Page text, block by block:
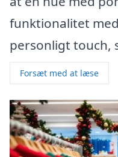
funktionalitet
personligt touch,
Forsæt med at læse